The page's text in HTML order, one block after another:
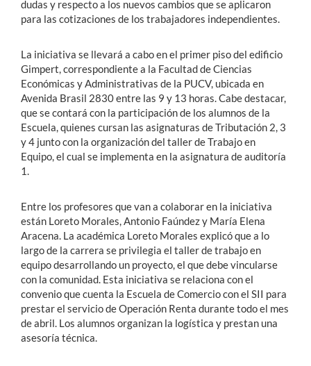
dudas y respecto a los nuevos cambios que se aplicaron
para las cotizaciones de los trabajadores independientes.
La iniciativa se llevará a cabo en el primer piso del edificio
Gimpert, correspondiente a la Facultad de Ciencias
Económicas y Administrativas de la PUCV, ubicada en
Avenida Brasil 2830 entre las 9 y 13 horas. Cabe destacar,
que se contará con la participación de los alumnos de la
Escuela, quienes cursan las asignaturas de Tributación 2, 3
y 4 junto con la organización del taller de Trabajo en
Equipo, el cual se implementa en la asignatura de auditoría
1.
Entre los profesores que van a colaborar en la iniciativa
están Loreto Morales, Antonio Faúndez y María Elena
Aracena. La académica Loreto Morales explicó que a lo
largo de la carrera se privilegia el taller de trabajo en
equipo desarrollando un proyecto, el que debe vincularse
con la comunidad. Esta iniciativa se relaciona con el
convenio que cuenta la Escuela de Comercio con el SII para
prestar el servicio de Operación Renta durante todo el mes
de abril. Los alumnos organizan la logística y prestan una
asesoría técnica.